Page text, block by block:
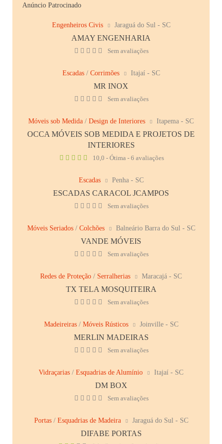
Anúncio Patrocinado
Engenheiros Civis Jaraguá do Sul - SC
AMAY ENGENHARIA
Sem avaliações
Escadas/ Corrimões Itajaí - SC
MR INOX
Sem avaliações
Móveis sob Medida / Design de Interiores Itapema - SC
OCCA MÓVEIS SOB MEDIDA E PROJETOS DE
INTERIORES
10,0 - Ótima - 6 avaliações
Escadas Penha - SC
ESCADAS CARACOL JCAMPOS
Sem avaliações
Móveis Seriados/ Colchões Balneário Barra do Sul - SC
VANDE MÓVEIS
Sem avaliações
Redes de Proteção / Serralherias Maracajá - SC
TX TELA MOSQUITEIRA
Sem avaliações
Madeireiras/ Móveis Rústicos Joinville - SC
MERLIN MADEIRAS
Sem avaliações
Vidraçarias / Esquadrias de Alumínio Itajaí - SC
DM BOX
Sem avaliações
Portas/ Esquadrias de Madeira Jaraguá do Sul - SC
DIFABE PORTAS